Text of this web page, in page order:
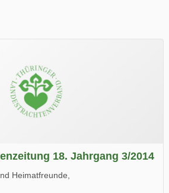
18. Jahrgang 3/2014
Heimatfreunde,